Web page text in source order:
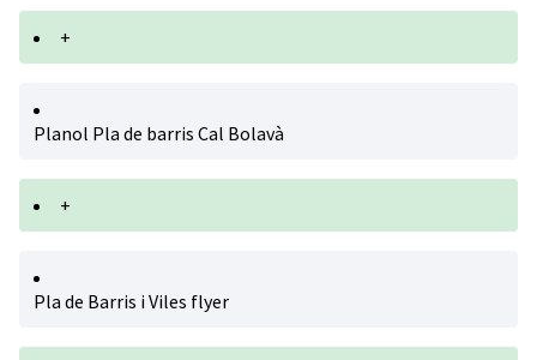
+
Planol Pla de barris Cal Bolavà
+
Pla de Barris i Viles flyer